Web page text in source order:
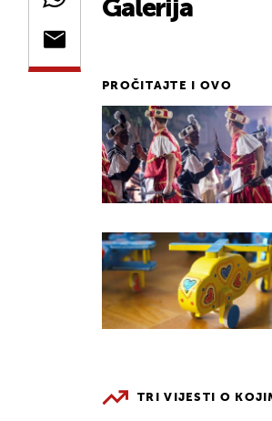
Galerija
PROČITAJTE I OVO
TRI VIJESTI O